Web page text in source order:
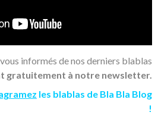
informés de nos derniers blablas
gratuitement à notre newsletter.
les blablas de Bla Bla Blog
!